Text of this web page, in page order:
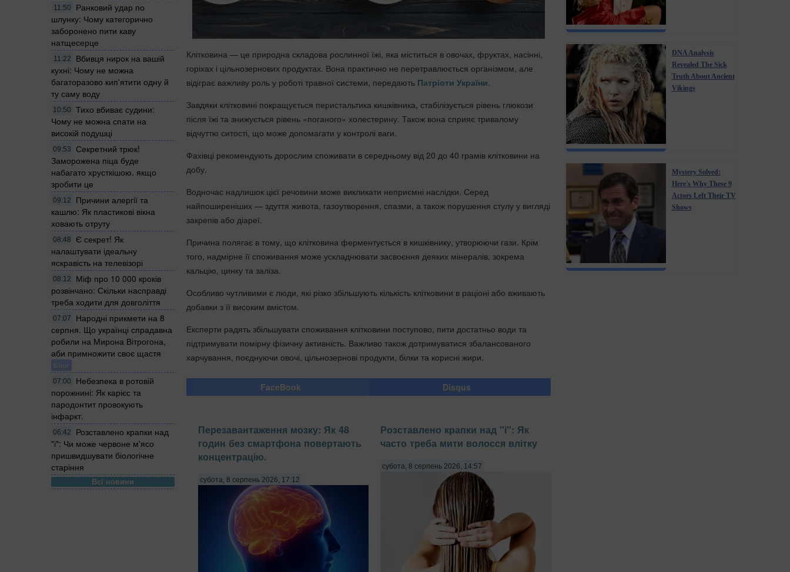
11:50
Ранковий удар по
шлунку: Чому категорично
заборонено пити каву
натщесерце
11:22
Вбивця нирок на вашій
кухні: Чому не можна
багаторазово кип'ятити одну й
ту саму воду
10:50
Тихо вбиває судини:
Чому не можна спати на
високій подушці
09:53
Секретний трюк!
Заморожена піца буде
набагато хрусткішою. якщо
зробити це
09:12
Причини алергії та
кашлю: Як пластикові вікна
ховають отруту
08:48
Є секрет! Як
налаштувати ідеальну
яскравість на телевізорі
08:12
Міф про 10 000 кроків
розвінчано: Скільки насправді
треба ходити для довголіття
07:07
Народні прикмети на 8
серпня. Що українці спрадавна
робили на Мирона Вітрогона,
аби примножити своє щастя
Блог
07:00
Небезпека в ротовій
порожнині: Як карієс та
пародонтит провокують
інфаркт.
06:42
Розставлено крапки над
"і": Чи може червоне м'ясо
пришвидшувати біологічне
старіння
Всі новини
Клітковина — це природна складова рослинної їжі, яка міститься в овочах, фруктах, насінні,
горіхах і цільнозернових продуктах. Вона практично не перетравлюється організмом, але
відіграє важливу роль у роботі травної системи, передають Патріоти України.
Завдяки клітковині покращується перистальтика кишківника, стабілізується рівень глюкози
після їжі та знижується рівень «поганого» холестерину. Також вона сприяє тривалому
відчуттю ситості, що може допомагати у контролі ваги.
Фахівці рекомендують дорослим споживати в середньому від 20 до 40 грамів клітковини на
добу.
Водночас надлишок цієї речовини може викликати неприємні наслідки. Серед
найпоширеніших — здуття живота, газоутворення, спазми, а також порушення стулу у вигляді
закрепів або діареї.
Причина полягає в тому, що клітковина ферментується в кишківнику, утворюючи гази. Крім
того, надмірне її споживання може ускладнювати засвоєння деяких мінералів, зокрема
кальцію, цинку та заліза.
Особливо чутливими є люди, які різко збільшують кількість клітковини в раціоні або вживають
добавки з її високим вмістом.
Експерти радять збільшувати споживання клітковини поступово, пити достатньо води та
підтримувати помірну фізичну активність. Важливо також дотримуватися збалансованого
харчування, поєднуючи овочі, цільнозернові продукти, білки та корисні жири.
FaceBook Disqus
Перезавантаження мозку: Як 48
годин без смартфона повертають
концентрацію.
субота, 8 серпень 2026, 17:12
Розставлено крапки над "і": Як
часто треба мити волосся влітку
субота, 8 серпень 2026, 14:57
DNA Analysis
Revealed The Sick
Truth About Ancient
Vikings
Mystery Solved:
Here's Why These 9
Actors Left Their TV
Shows